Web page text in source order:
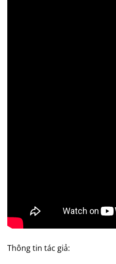
Thông tin tác giả: